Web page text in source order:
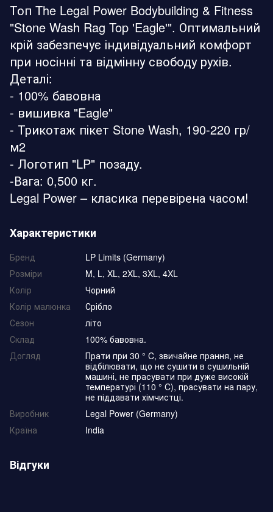
Топ The Legal Power Bodybuilding & Fitness
"Stone Wash Rag Top 'Eagle'". Оптимальний
крій забезпечує індивідуальний комфорт
при носінні та відмінну свободу рухів.
Деталі:
- 100% бавовна
- вишивка "Eagle"
- Трикотаж пікет Stone Wash, 190-220 гр/
м2
- Логотип "LP" позаду.
-Вага: 0,500 кг.
Legal Power – класика перевірена часом!
Характеристики
Бренд
LP Limits (Germany)
Розміри
M, L, XL, 2XL, 3XL, 4XL
Колір
Чорний
Колір малюнка
Срібло
Сезон
літо
Склад
100% бавовна.
Догляд
Прати при 30 ° C, звичайне прання, не
відбілювати, що не сушити в сушильній
машині, не прасувати при дуже високій
температурі (110 ° C), прасувати на пару,
не піддавати хімчистці.
Виробник
Legal Power (Germany)
Країна
India
Відгуки